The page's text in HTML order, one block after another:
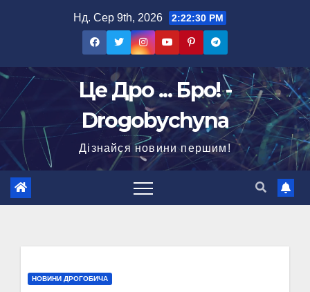
Нд. Сер 9th, 2026 2:22:31 PM
Це Дро ... Бро! -
Drogobychyna
Дізнайся новини першим!
НОВИНИ ДРОГОБИЧА